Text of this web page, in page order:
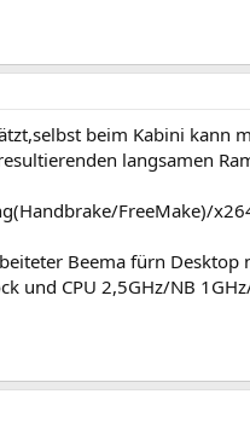
beim Kabini kann
langsamen
FreeMake)/
Beema fürn
und CPU 2,5GHz/NB